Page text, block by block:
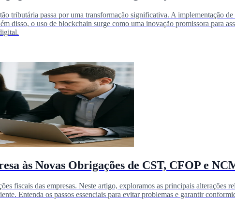
tributária passa por uma transformação significativa. A implementação
o uso de blockchain surge como uma inovação promissora para
às Novas Obrigações de CST, CFOP e
fiscais das empresas. Neste artigo, exploramos as principais alterações
Entenda os passos essenciais para evitar problemas e garantir